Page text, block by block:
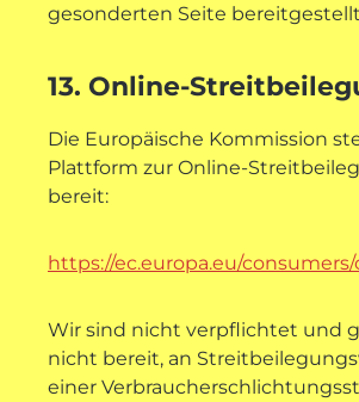
gesonderten Seite
13. Online-
Die Europäische Kommission
Plattform zur Online-
bereit:
https://ec.europa.eu/consumers/
Wir sind nicht verpflichtet und
nicht bereit, an
einer